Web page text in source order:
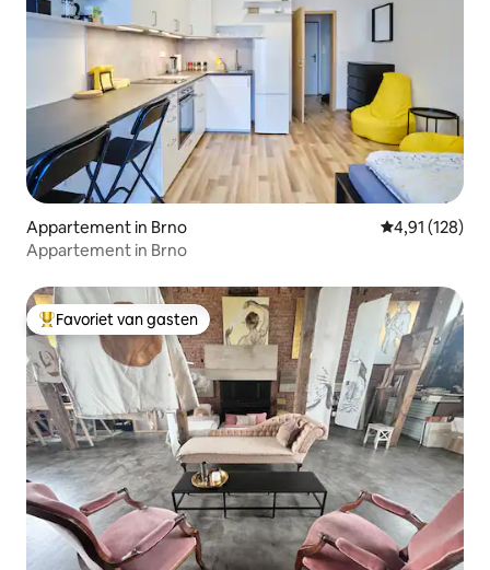
Appartement in Brno Gemiddelde
4,91 (128)
Appartement in Brno
Topfavoriet van gasten
Favoriet van gasten